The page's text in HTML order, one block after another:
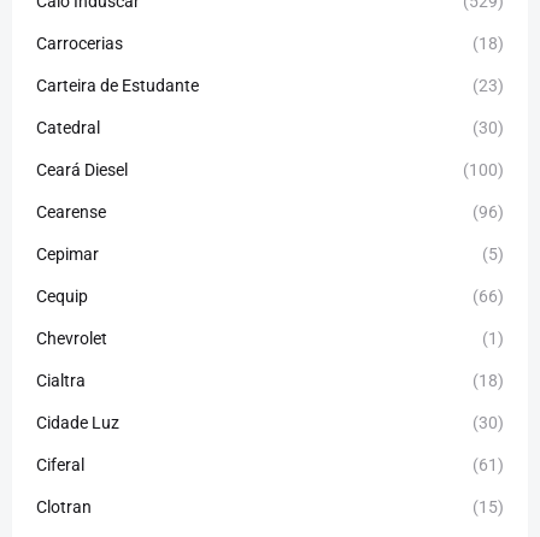
Carrocerias (18)
Carteira de Estudante (23)
Catedral (30)
Ceará Diesel (100)
Cearense (96)
Cepimar (5)
Cequip (66)
Chevrolet (1)
Cialtra (18)
Cidade Luz (30)
Ciferal (61)
Clotran (15)